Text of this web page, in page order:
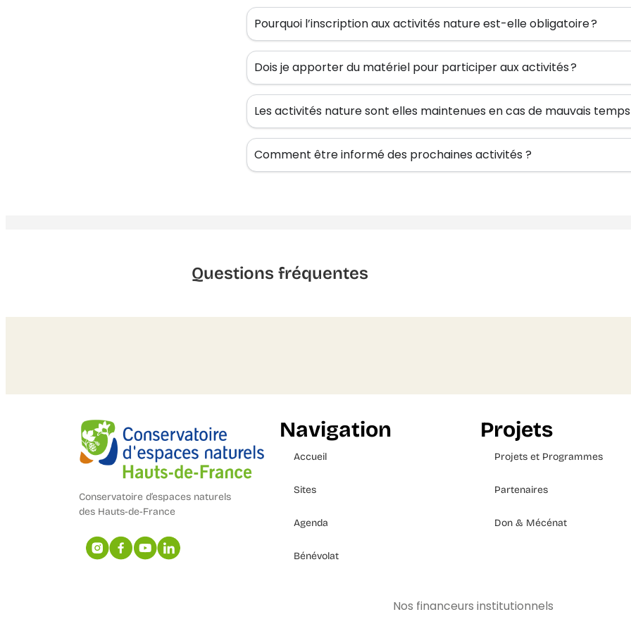
Pourquoi l’inscription aux activités nature est-elle obligatoire ?
Dois je apporter du matériel pour participer aux activités ?
Les activités nature sont elles maintenues en cas de mauvais temps
Comment être informé des prochaines activités ?
Questions fréquentes
Conservatoire d’espaces naturels
des Hauts-de-France
Navigation
Accueil
Sites
Agenda
Bénévolat
Projets
Projets et Programmes
Partenaires
Don & Mécénat
Nos financeurs institutionnels